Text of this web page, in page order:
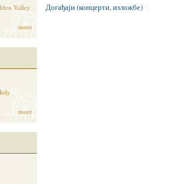
Valley
more
more
Догађаји (концерти, изложбе)